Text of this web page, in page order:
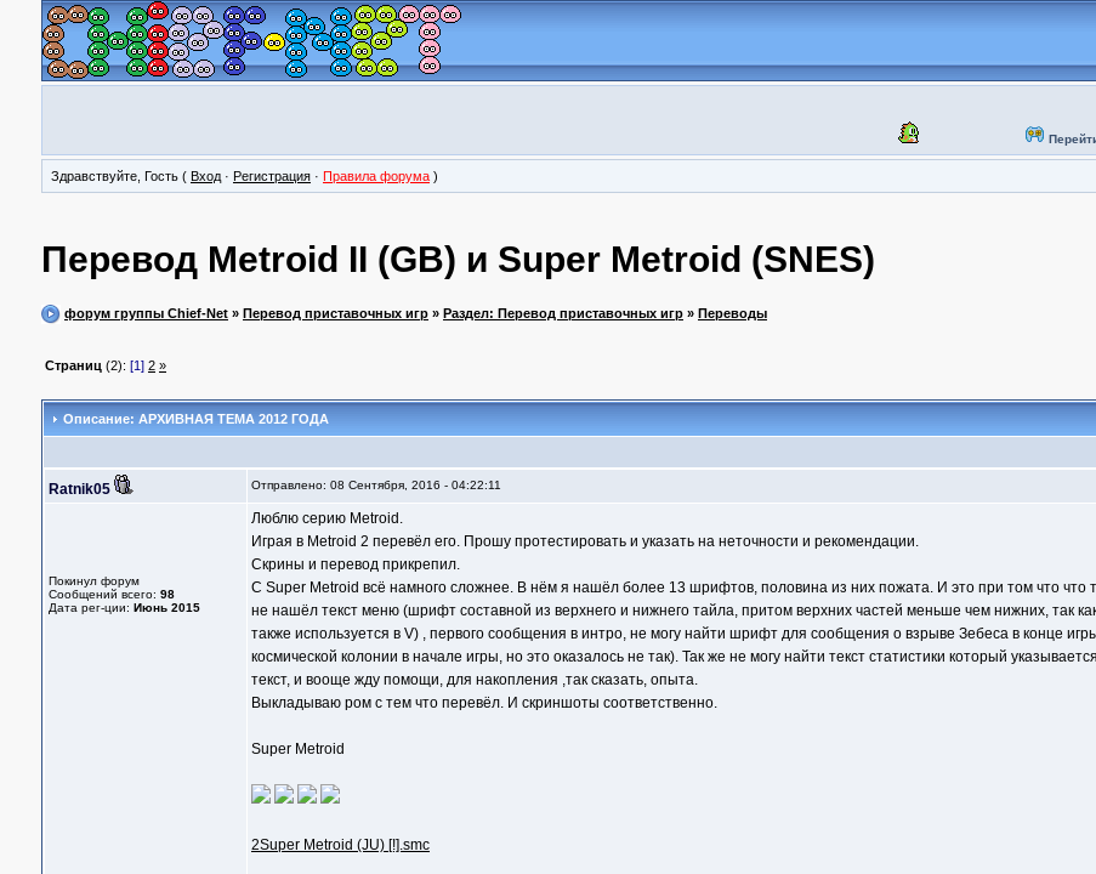
Здравствуйте, Гость ( Вход · Регистрация · Правила форума )
Перевод Metroid II (GB) и Super Metroid (SNES)
форум группы Chief-Net » Перевод приставочных игр » Раздел: Перевод приставочных игр » Переводы
Страниц (2): [1] 2 »
Описание: АРХИВНАЯ ТЕМА 2012 ГОДА
Ratnik05 Отправлено: 08 Сентября, 2016 - 04:22:11
Покинул форум
Сообщений всего: 98
Дата рег-ции: Июнь 2015
Люблю серию Metroid.
Играя в Metroid 2 перевёл его. Прошу протестировать и указать на неточности и рекомендации.
Скрины и перевод прикрепил.
С Super Metroid всё намного сложнее. В нём я нашёл более 13 шрифтов, половина из них пожата. И это при том что что
не нашёл текст меню (шрифт составной из верхнего и нижнего тайла, притом верхних частей меньше чем нижних, так
также используется в V) , первого сообщения в интро, не могу найти шрифт для сообщения о взрыве Зебеса в конце
космической колонии в начале игры, но это оказалось не так). Так же не могу найти текст статистики который
текст, и вооще жду помощи, для накопления ,так сказать, опыта.
Выкладываю ром с тем что перевёл. И скриншоты соответственно.
Super Metroid
2Super Metroid (JU) [!].smc